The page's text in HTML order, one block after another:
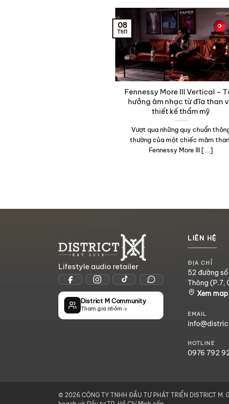
Fennessy More III Vertical –
hưởng âm nhạc từ đĩa than
thiết kế thẩm mỹ
Vượt qua những quy chuẩn
thường của một chiếc mâm
Fennessy More III [...]
08
Th11
Lifestyle audio retailer
District M Community
Tham gia nhóm
LIÊN HỆ
ĐỊA CHỈ
52 đường
Thông (P.7,
Xem map
EMAIL
HOTLINE
0976 792
© 2026 CÔNG TY TNHH ĐẦU TƯ PHÁT TRIỂN DISTRICT